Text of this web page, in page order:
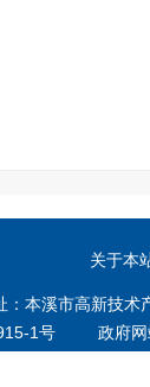
关于本
本溪市高新技
1号 政府网